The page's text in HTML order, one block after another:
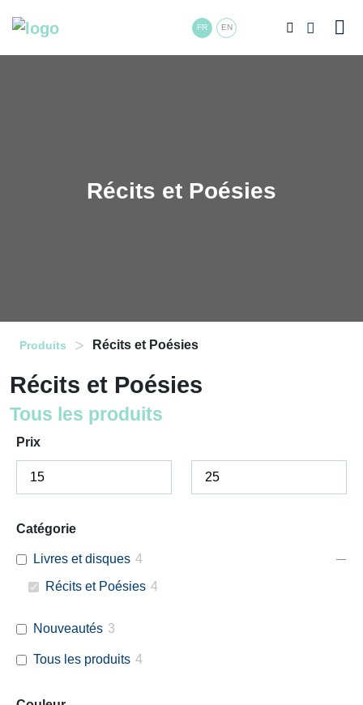
FR EN
Récits et Poésies
Produits > Récits et Poésies
Récits et Poésies
Tous les produits
Prix
Catégorie
Livres et disques 4
Récits et Poésies 4
Nouveautés 3
Tous les produits 4